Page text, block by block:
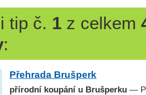
tip č. 1z celkem
:
Přehrada Brušperk
přírodní koupání u Brušperku —